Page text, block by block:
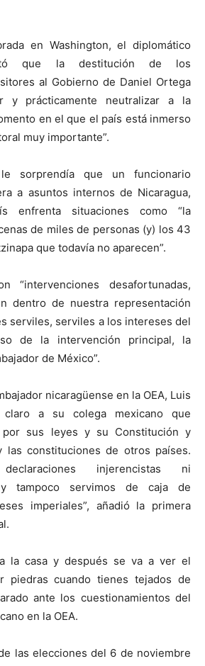
en Washington, el diplomático
que la destitución de los
al Gobierno de Daniel Ortega
y prácticamente neutralizar a la
en el que el país está inmerso
muy importante”.
sorprendía que un funcionario
a asuntos internos de Nicaragua,
enfrenta situaciones como “la
de miles de personas (y) los 43
que todavía no aparecen”.
“intervenciones desafortunadas,
dentro de nuestra representación
serviles, serviles a los intereses del
de la intervención principal, la
de México”.
nicaragüense en la OEA, Luis
a su colega mexicano que
por sus leyes y su Constitución y
las constituciones de otros países.
injerencistas ni
y tampoco servimos de caja de
imperiales”, añadió la primera
la casa y después se va a ver el
piedras cuando tienes tejados de
ante los cuestionamientos del
en la OEA.
las elecciones del 6 de noviembre